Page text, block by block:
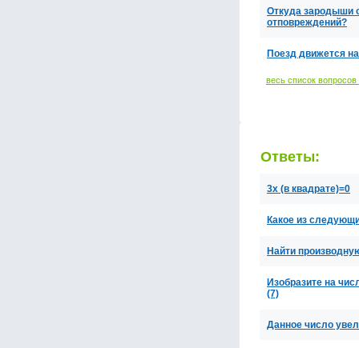
Откуда зародыши
отповреждений?
Поезд движется
весь список вопросов
Ответы:
3x (в квадрате)=0
Какое из
Найти
Изобразите на
(7)
Данное число